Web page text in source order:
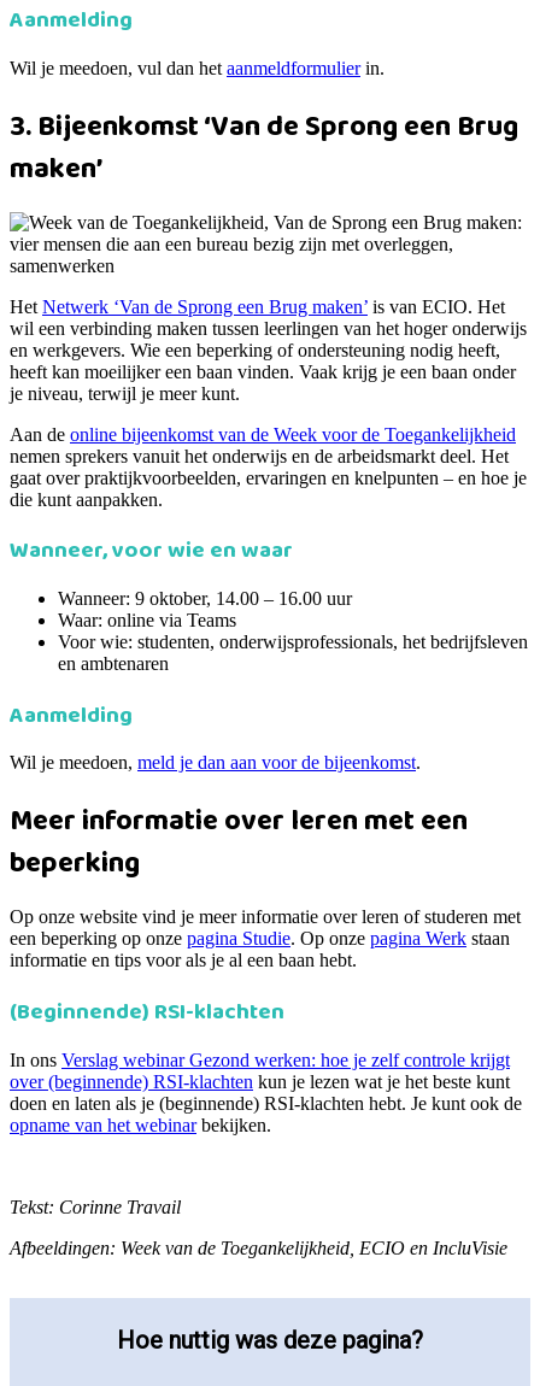
Aanmelding
Wil je meedoen, vul dan het aanmeldformulierin.
3. Bijeenkomst ‘Van de Sprong een Brug
maken’
Het Netwerk ‘Van de Sprong een Brug maken’ is van ECIO. Het
wil een verbinding maken tussen leerlingen van het hoger onderwijs
en werkgevers. Wie een beperking of ondersteuning nodig heeft,
heeft kan moeilijker een baan vinden. Vaak krijg je een baan onder
je niveau, terwijl je meer kunt.
Aan de online bijeenkomst van de Week voor de Toegankelijkheid
nemen sprekers vanuit het onderwijs en de arbeidsmarkt deel. Het
gaat over praktijkvoorbeelden, ervaringen en knelpunten – en hoe je
die kunt aanpakken.
Wanneer, voor wie en waar
Wanneer: 9 oktober, 14.00 – 16.00 uur
Waar: online via Teams
Voor wie: studenten, onderwijsprofessionals, het bedrijfsleven
en ambtenaren
Aanmelding
Wil je meedoen, meld je dan aan voor de bijeenkomst.
Meer informatie over leren met een
beperking
Op onze website vind je meer informatie over leren of studeren met
een beperking op onze pagina Studie. Op onze pagina Werk staan
informatie en tips voor als je al een baan hebt.
(Beginnende) RSI-klachten
In ons Verslag webinar Gezond werken: hoe je zelf controle krijgt
over (beginnende) RSI-klachten kun je lezen wat je het beste kunt
doen en laten als je (beginnende) RSI-klachten hebt. Je kunt ook de
opname van het webinarbekijken.
Tekst: Corinne Travail
Afbeeldingen: Week van de Toegankelijkheid, ECIO en IncluVisie
Hoe nuttig was deze pagina?